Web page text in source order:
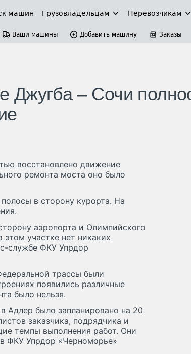
машин Грузовладельцам Перевозчикам
Ваши машины Добавить машину Заказы
Джугба – Сочи
восстановлено движение
ремонта моста оно было
в сторону курорта. На
аэропорта и Олимпийского
участке нет никаких
службе ФКУ Упрдор
трассы были
появились различные
было нельзя.
Адлер было запланировано на 20
заказчика, подрядчика и
темпы выполнения работ. Они
ФКУ Упрдор «Черноморье»